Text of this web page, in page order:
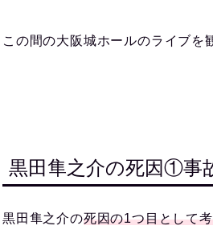
この間の大阪城ホールのライブを
黒田隼之介の死因①事
黒田隼之介の死因の1つ目として